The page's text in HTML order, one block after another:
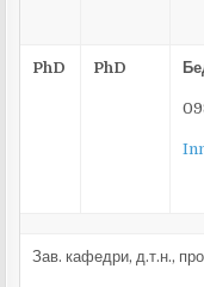
PhD PhD
Зав. кафедри, д.т.н.,